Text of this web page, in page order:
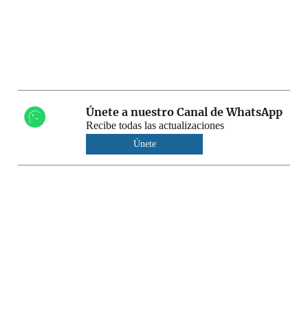
Únete a nuestro Canal de WhatsApp
Recibe todas las actualizaciones
Únete